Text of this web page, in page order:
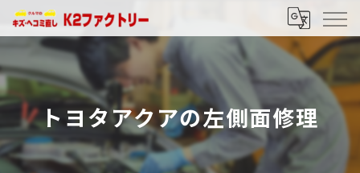
トヨタアクアの左側面修理